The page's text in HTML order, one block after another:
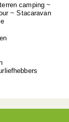
camping ~
~ Stacaravan